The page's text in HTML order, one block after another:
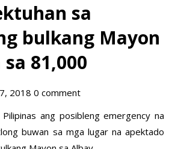
sa
bulkang Mayon
81,000
2018 0 comment
Pilipinas ang posibleng emergency na
buwan sa mga lugar na apektado